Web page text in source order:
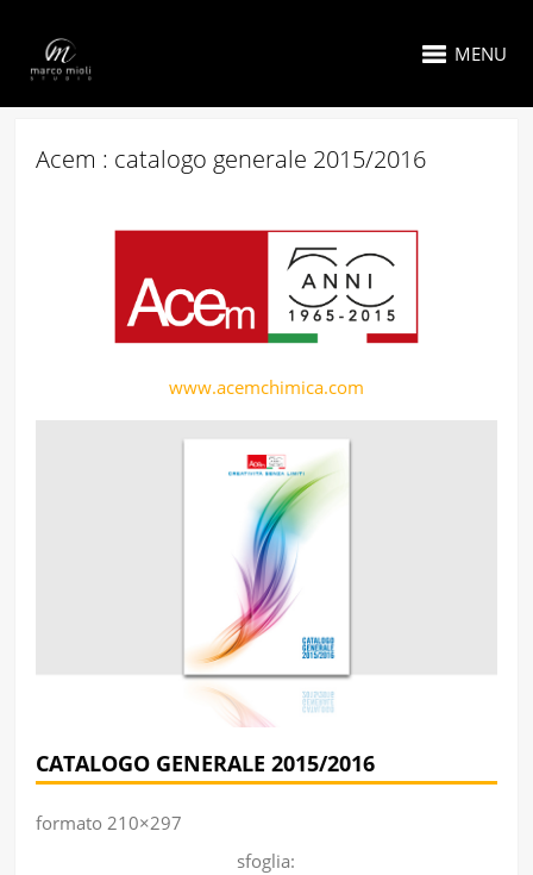
MENU
Acem : catalogo generale 2015/2016
www.acemchimica.com
CATALOGO GENERALE 2015/2016
formato 210×297
sfoglia: